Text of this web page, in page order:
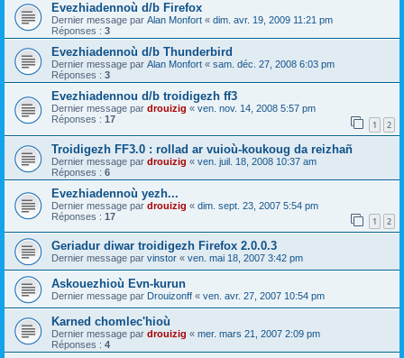
Evezhiadennoù d/b Firefox
Dernier message par Alan Monfort « dim. avr. 19, 2009 11:21 pm
Réponses : 3
Evezhiadennoù d/b Thunderbird
Dernier message par Alan Monfort « sam. déc. 27, 2008 6:03 pm
Réponses : 3
Evezhiadennou d/b troidigezh ff3
Dernier message par drouizig « ven. nov. 14, 2008 5:57 pm
Réponses : 17 1 2
Troidigezh FF3.0 : rollad ar vuioù-koukoug da reizhañ
Dernier message par drouizig « ven. juil. 18, 2008 10:37 am
Réponses : 6
Evezhiadennoù yezh...
Dernier message par drouizig « dim. sept. 23, 2007 5:54 pm
Réponses : 17 1 2
Geriadur diwar troidigezh Firefox 2.0.0.3
Dernier message par vinstor « ven. mai 18, 2007 3:42 pm
Askouezhioù Evn-kurun
Dernier message par Drouizonff « ven. avr. 27, 2007 10:54 pm
Karned chomlec'hioù
Dernier message par drouizig « mer. mars 21, 2007 2:09 pm
Réponses : 4